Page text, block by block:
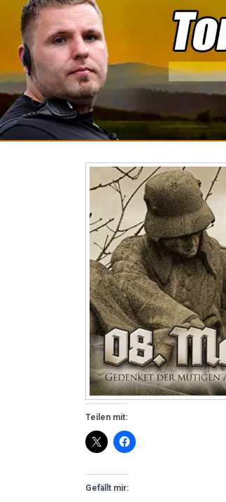
content
Teilen mit:
Gefällt mir: